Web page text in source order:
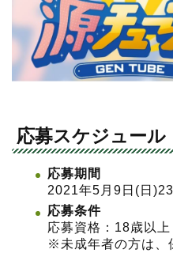
応募スケジュール
応募期間
2021年5月9日(日
応募条件
応募資格：18歳以上
※未成年者の方は、